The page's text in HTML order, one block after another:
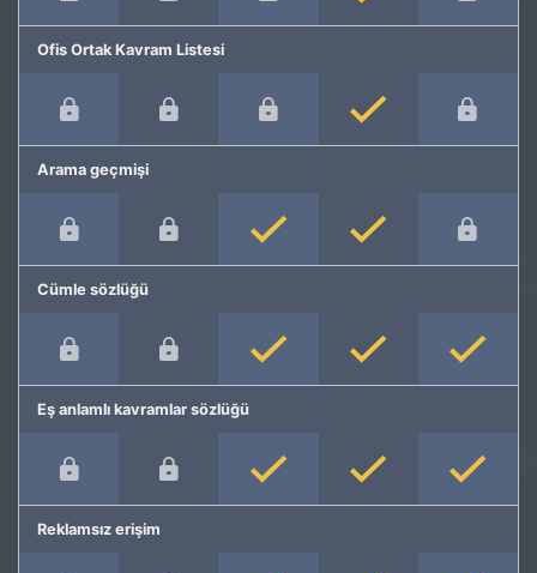
Ofis Ortak Kavram Listesi
Arama geçmişi
Cümle sözlüğü
Eş anlamlı kavramlar sözlüğü
Reklamsız erişim